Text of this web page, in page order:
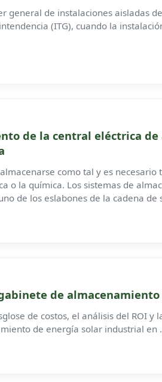
general de instalaciones aisladas
(ITG), cuando la
de la central eléctrica
como tal y es
o la química. Los sistemas de
de los eslabones de la cadena de
de
de costos, el análisis del ROI y
de energía solar industrial en